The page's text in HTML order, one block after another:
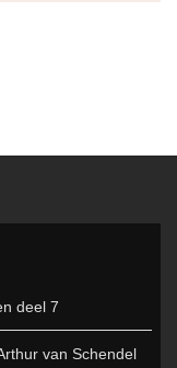
deel 7
van Schendel